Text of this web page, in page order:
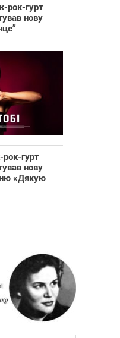
рок-гурт
нову
рок-гурт
нову
«Дякую